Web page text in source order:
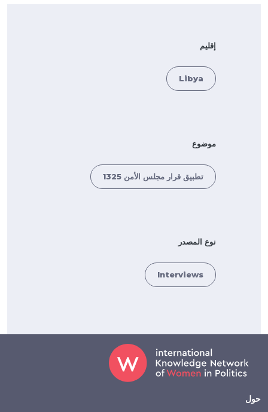
إقليم
Libya
موضوع
تطبيق قرار مجلس الأمن 1325
نوع المصدر
Interviews
Footer
حول